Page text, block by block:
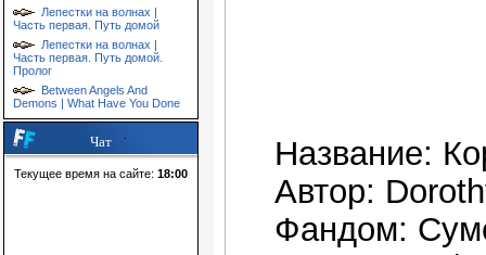
Лепестки на волнах |
Часть первая. Путь домой
Лепестки на волнах |
Часть первая. Путь домой.
Пролог
Between Angels And
Demons | What Have You Done
Чат
Текущее время на сайте: 18:00
Название:
Автор:
Фандом: